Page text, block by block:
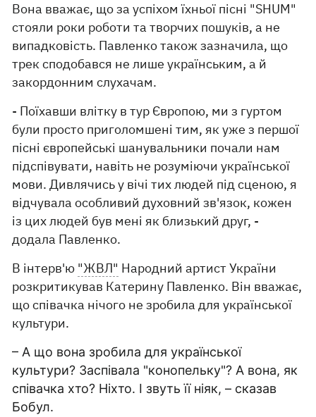
Вона вважає, що за успіхом їхньої пісні "SHUM"
стояли роки роботи та творчих пошуків, а не
випадковість. Павленко також зазначила, що
трек сподобався не лише українським, а й
закордонним слухачам.
- Поїхавши влітку в тур Європою, ми з гуртом
були просто приголомшені тим, як уже з першої
пісні європейські шанувальники почали нам
підспівувати, навіть не розуміючи української
мови. Дивлячись у вічі тих людей під сценою, я
відчувала особливий духовний зв'язок, кожен
із цих людей був мені як близький друг, -
додала Павленко.
В інтерв'ю "ЖВЛ" Народний артист України
розкритикував Катерину Павленко. Він вважає,
що співачка нічого не зробила для української
культури.
– А що вона зробила для української
культури? Заспівала "конопельку"? А вона, як
співачка хто? Ніхто. І звуть її ніяк, – сказав
Бобул.